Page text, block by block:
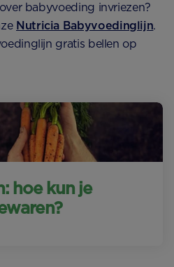
babyvoeding invriezen?
Nutricia Babyvoedinglijn.
gratis bellen op
hoe kun je